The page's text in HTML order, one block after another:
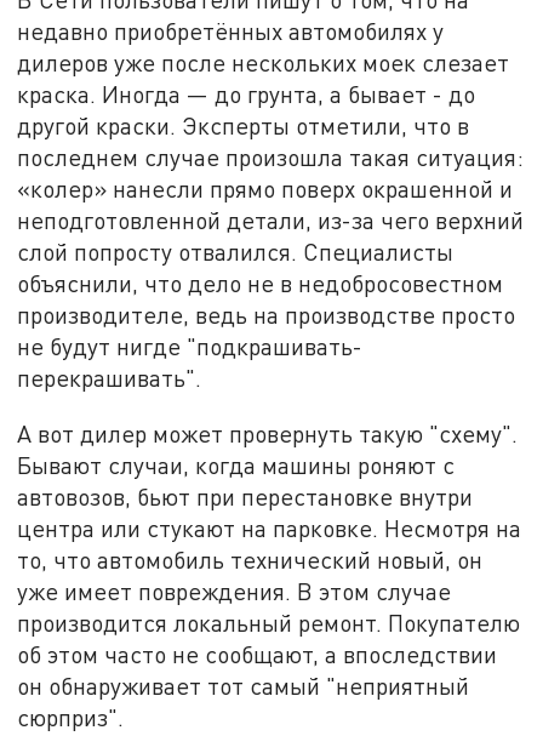
недавно приобретённых автомобилях у
дилеров уже после нескольких моек слезает
краска. Иногда — до грунта, а бывает - до
другой краски. Эксперты отметили, что в
последнем случае произошла такая ситуация:
«колер» нанесли прямо поверх окрашенной и
неподготовленной детали, из-за чего верхний
слой попросту отвалился. Специалисты
объяснили, что дело не в недобросовестном
производителе, ведь на производстве просто
не будут нигде "подкрашивать-
перекрашивать".
А вот дилер может провернуть такую "схему".
Бывают случаи, когда машины роняют с
автовозов, бьют при перестановке внутри
центра или стукают на парковке. Несмотря на
то, что автомобиль технический новый, он
уже имеет повреждения. В этом случае
производится локальный ремонт. Покупателю
об этом часто не сообщают, а впоследствии
он обнаруживает тот самый "неприятный
сюрприз".